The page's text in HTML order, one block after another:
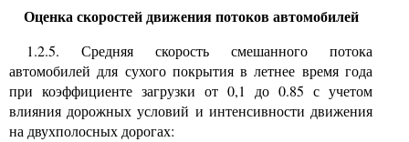
Оценка скоростей движения потоков автомобилей
1.2.5. Средняя скорость смешанного потока
автомобилей для сухого покрытия в летнее время года
при коэффициенте загрузки от 0,1 до 0.85 с учетом
влияния дорожных условий и интенсивности движения
на двухполосных дорогах: